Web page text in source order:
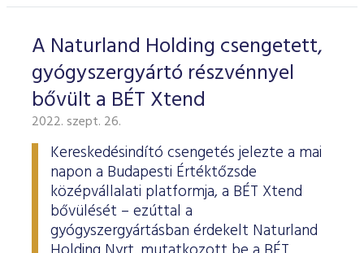
A Naturland Holding csengetett,
gyógyszergyártó részvénnyel
bővült a BÉT Xtend
2022. szept. 26.
Kereskedésindító csengetés jelezte a mai
napon a Budapesti Értéktőzsde
középvállalati platformja, a BÉT Xtend
bővülését – ezúttal a
gyógyszergyártásban érdekelt Naturland